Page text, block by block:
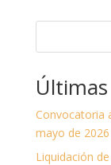
Convocatoria
mayo de
Liquidación